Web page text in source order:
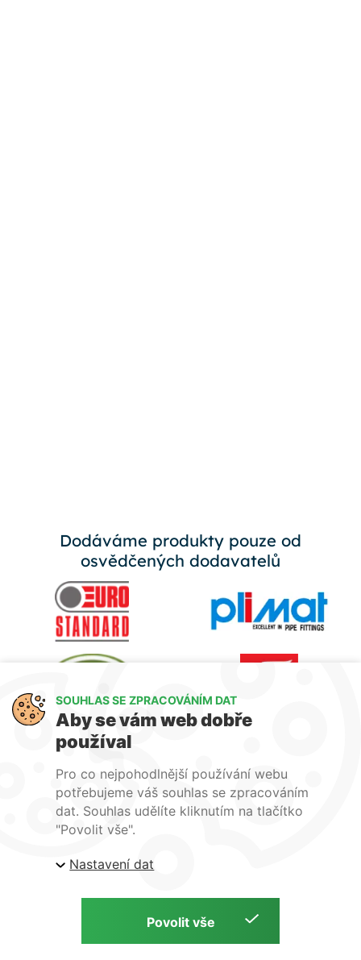
Dodáváme produkty pouze od
osvědčených dodavatelů
SOUHLAS SE ZPRACOVÁNÍM DAT
Aby se vám web dobře
používal
Pro co nejpohodlnější používání webu
potřebujeme váš souhlas se zpracováním
dat. Souhlas udělíte kliknutím na tlačítko
"Povolit vše".
Nastavení dat